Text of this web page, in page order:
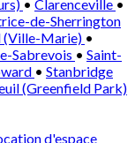
• Clarenceville •
de-Sherrington
(Ville-Marie) •
Sabrevois • Saint-
• Stanbridge
(Greenfield Park)
d'espace